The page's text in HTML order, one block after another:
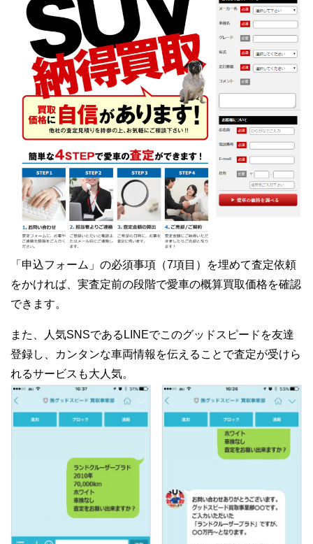
「申込フォーム」の必須事項（7項目）を埋めて査定依頼
をかければ、実査定前の段階で愛車の概算買取価格を確認
できます。
また、人気SNSであるLINEでこのグッドスピードを友達
登録し、カンタンな車両情報を伝えることで査定が受けら
れるサービスも大人気。